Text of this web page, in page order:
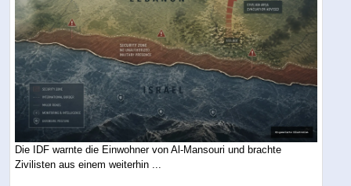
Die IDF warnte die Einwohner von Al-Mansouri und brachte
Zivilisten aus einem weiterhin ...